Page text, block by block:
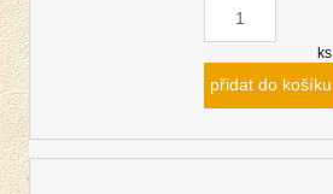
ks
přidat do košíku